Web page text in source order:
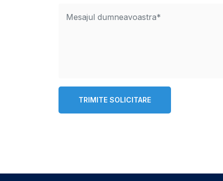
TRIMITE SOLICITARE